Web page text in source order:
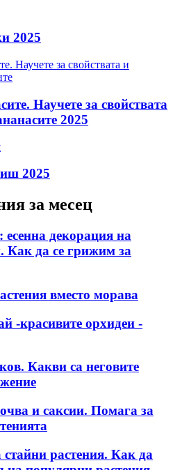
2025
Научете за свойствата
2025
2025
за месец
декорация на
Как да се грижим за
вместо морава
-красивите орхидеи -
Какви са неговите
и саксии. Помага за
растения. Как да